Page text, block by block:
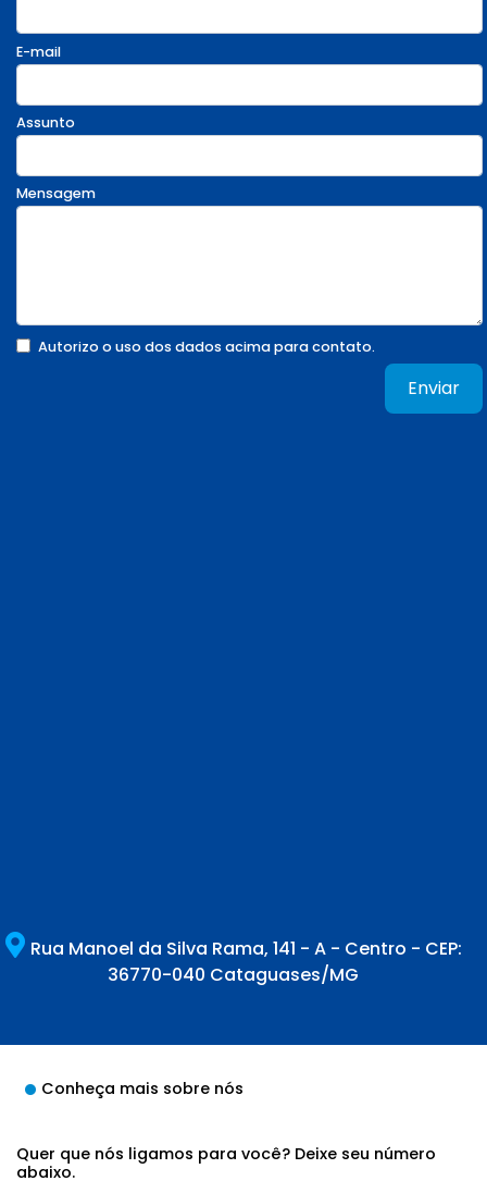
E-mail
Assunto
Mensagem
Autorizo o uso dos dados acima para contato.
Enviar
Rua Manoel da Silva Rama, 141 - A - Centro - CEP:
36770-040 Cataguases/MG
Conheça mais sobre nós
Quer que nós ligamos para você? Deixe seu número
abaixo.